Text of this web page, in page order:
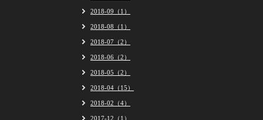
2018-09（1）
2018-08（1）
2018-07（2）
2018-06（2）
2018-05（2）
2018-04（15）
2018-02（4）
2017-12（1）